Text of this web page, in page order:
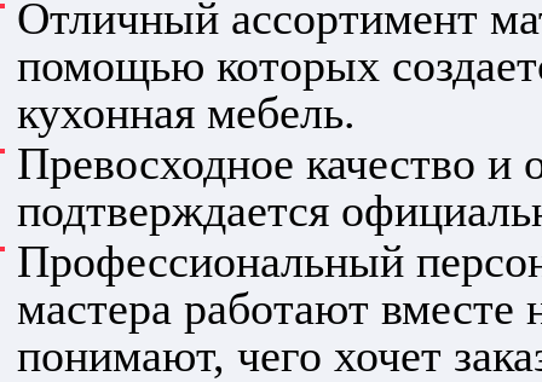
Отличный ассортимент
помощью которых
кухонная мебель.
Превосходное качество и
подтверждается
Профессиональный
мастера работают вместе
понимают, чего хочет